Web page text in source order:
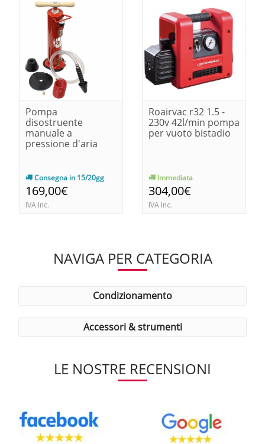
Pompa
disostruente
manuale a
pressione d'aria
Consegna in 15/20gg
169,00€
IVA Inc.
Roairvac r32 1.5 -
230v 42l/min pompa
per vuoto bistadio
Immediata
304,00€
IVA Inc.
NAVIGA PER CATEGORIA
condizionamento
accessori & strumenti
LE NOSTRE RECENSIONI